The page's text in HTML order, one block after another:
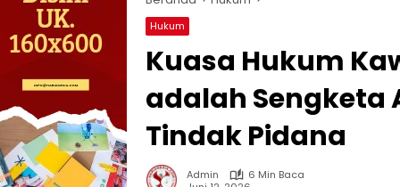
Hukum
Kuasa Hukum
adalah Sengketa
Tindak Pidana
Admin
6 Min Baca